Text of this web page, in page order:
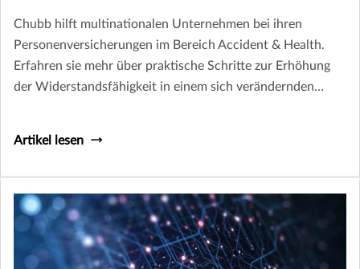
Chubb hilft multinationalen Unternehmen bei ihren
Personenversicherungen im Bereich Accident & Health.
Erfahren sie mehr über praktische Schritte zur Erhöhung
der Widerstandsfähigkeit in einem sich verändernden
Artikel lesen